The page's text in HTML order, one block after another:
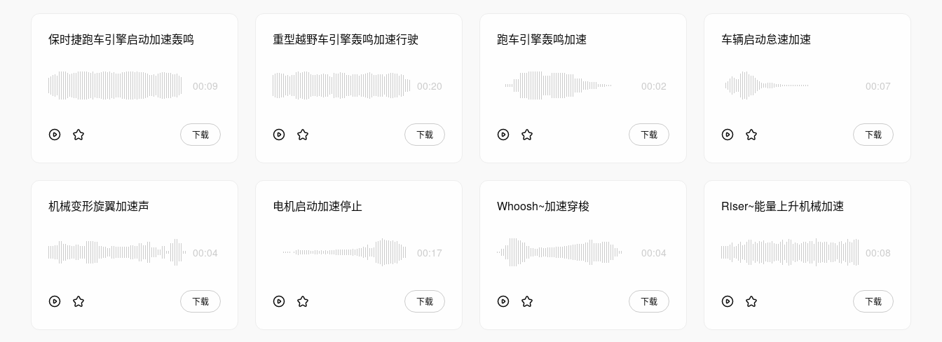
保时捷跑车引擎启动加速轰鸣
00:09
下载
重型越野车引擎轰鸣加速行驶
00:20
下载
跑车引擎轰鸣加速
00:02
下载
车辆启动怠速加速
00:07
下载
机械变形旋翼加速声
00:04
下载
电机启动加速停止
00:17
下载
Whoosh~加速穿梭
00:04
下载
Riser~能量上升机械加速
00:08
下载